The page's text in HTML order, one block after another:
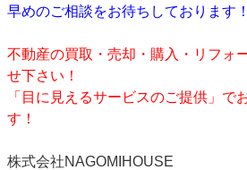
早めのご相談をお待ちしております！
不動産の買取・売却・購入・リフォ
せ下さい！
「目に見えるサービスのご提供」で
す！
株式会社NAGOMIHOUSE